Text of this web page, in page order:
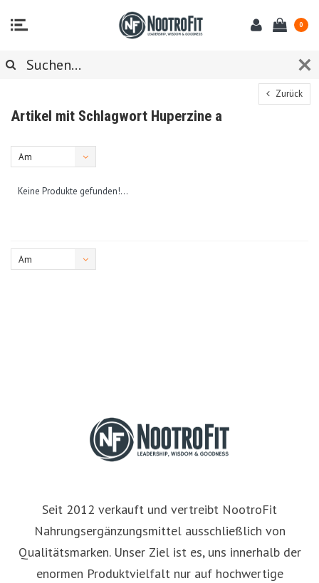
0
Zurück
Artikel mit Schlagwort Huperzine a
Am
Keine Produkte gefunden!...
Am
Seit 2012 verkauft und vertreibt NootroFit
Nahrungsergänzungsmittel ausschließlich von
Qualitätsmarken. Unser Ziel ist es, uns innerhalb der
enormen Produktvielfalt nur auf hochwertige